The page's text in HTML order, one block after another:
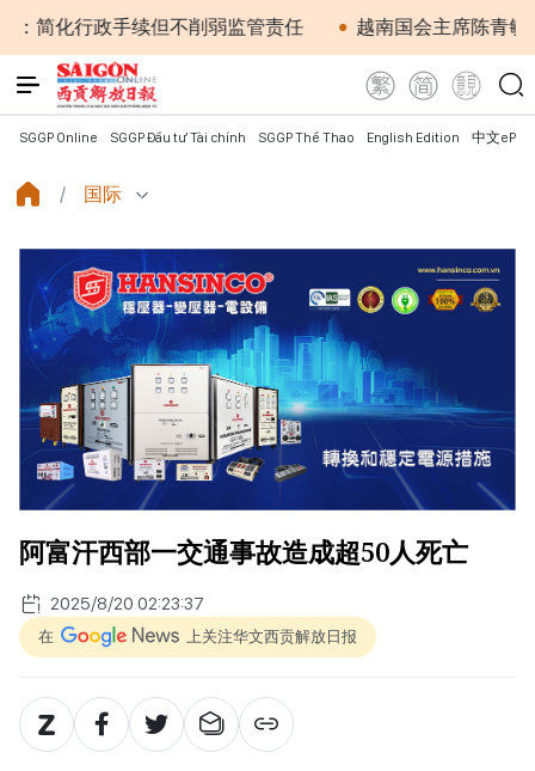
行政手续但不削弱监管责任 越南国会主席陈青敏会见
SGGP Online SGGP Đầu tư Tài chính SGGP Thể Thao English Edition 中文
国际
阿富汗西部一交通事故造成超50人死亡
2025/8/20 02:23:37
在 上关注华文西贡解放日报